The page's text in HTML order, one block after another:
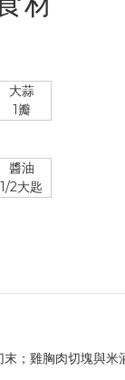
大蒜
1瓣
醬油
1/2大匙
；雞胸肉切塊與米